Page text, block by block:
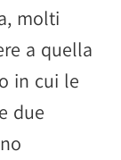
molti
a quella
in cui le
due